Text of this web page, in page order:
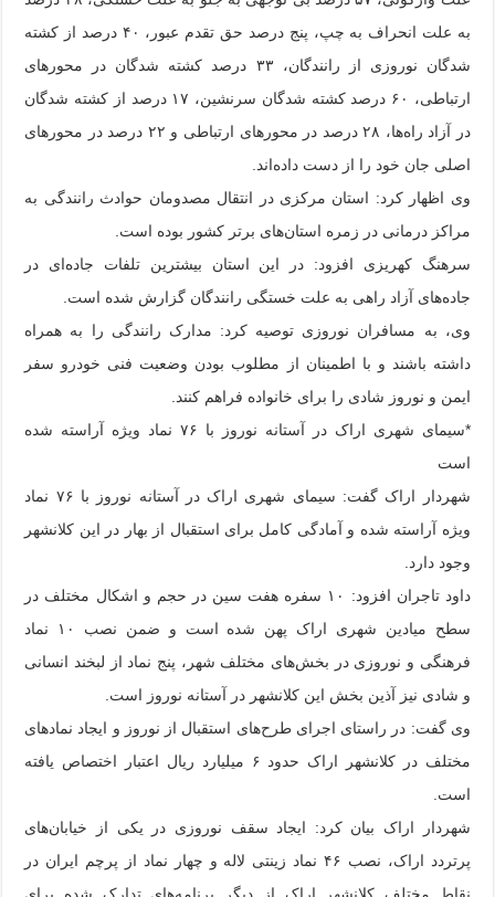
به علت انحراف به چپ، پنج درصد حق تقدم عبور، ۴۰ درصد از کشته
شدگان نوروزی از رانندگان، ۳۳ درصد کشته شدگان در محورهای
ارتباطی، ۶۰ درصد کشته شدگان سرنشین، ۱۷ درصد از کشته شدگان
در آزاد راه‌ها، ۲۸ درصد در محورهای ارتباطی و ۲۲ درصد در محورهای
اصلی جان خود را از دست داده‌اند.
وی اظهار کرد: استان مرکزی در انتقال مصدومان حوادث رانندگی به
مراکز درمانی در زمره استان‌های برتر کشور بوده است.
سرهنگ کهریزی افزود: در این استان بیشترین تلفات جاده‌ای در
جاده‌های آزاد راهی به علت خستگی رانندگان گزارش شده است.
وی، به مسافران نوروزی توصیه کرد: مدارک رانندگی را به همراه
داشته باشند و با اطمینان از مطلوب بودن وضعیت فنی خودرو سفر
ایمن و نوروز شادی را برای خانواده فراهم کنند.
*سیمای شهری اراک در آستانه نوروز با ۷۶ نماد ویژه آراسته شده
است
شهردار اراک گفت: سیمای شهری اراک در آستانه نوروز با ۷۶ نماد
ویژه آراسته شده و آمادگی کامل برای استقبال از بهار در این کلانشهر
وجود دارد.
داود تاجران افزود: ۱۰ سفره هفت سین در حجم و اشکال مختلف در
سطح میادین شهری اراک پهن شده است و ضمن نصب ۱۰ نماد
فرهنگی و نوروزی در بخش‌های مختلف شهر، پنج نماد از لبخند انسانی
و شادی نیز آذین بخش این کلانشهر در آستانه نوروز است.
وی گفت: در راستای اجرای طرح‌های استقبال از نوروز و ایجاد نمادهای
مختلف در کلانشهر اراک حدود ۶ میلیارد ریال اعتبار اختصاص یافته
است.
شهردار اراک بیان کرد: ایجاد سقف نوروزی در یکی از خیابان‌های
پرتردد اراک، نصب ۴۶ نماد زینتی لاله و چهار نماد از پرچم ایران در
نقاط مختلف کلانشهر اراک از دیگر برنامه‌های تدارک شده برای